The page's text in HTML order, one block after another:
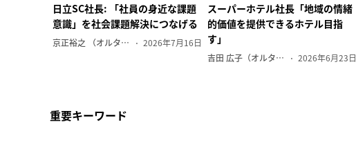
日立SC社長: 「社員の身近な課題
意識」を社会課題解決につなげる
京正裕之 （オルタナ副編集長） 2026年7月16日
スーパーホテル社長「地域の情緒
的価値を提供できるホテル目指
す」
吉田 広子（オルタナ輪番編集長） 2026年6月23日
重要キーワード